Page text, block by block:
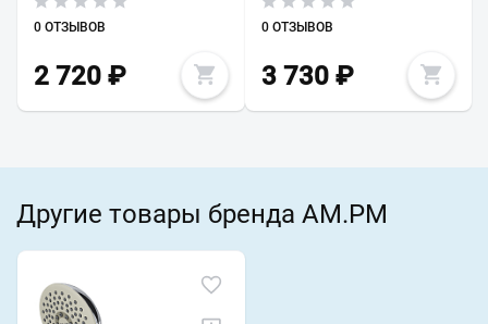
0 ОТЗЫВОВ
2 720 ₽
0 ОТЗЫВОВ
3 730₽
Другие товары бренда AM.PM